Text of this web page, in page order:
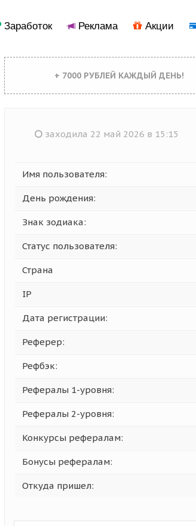
Заработок Реклама Акции
+ 7000 РУБЛЕЙ КАЖДЫЙ ДЕНЬ!
заходила 22 май 2026 в 15:15
Имя пользователя:
День рождения:
Знак зодиака:
Статус пользователя:
Страна
IP
Дата регистрации:
Реферер:
Рефбэк:
Рефералы 1-уровня:
Рефералы 2-уровня:
Конкурсы рефералам:
Бонусы рефералам:
Откуда пришел: